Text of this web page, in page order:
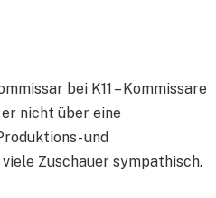
bei K11 – Kommissare
nicht über eine
und
Zuschauer sympathisch.